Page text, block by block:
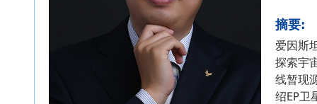
摘要:
爱因斯
探索宇
线暂现
绍EP卫